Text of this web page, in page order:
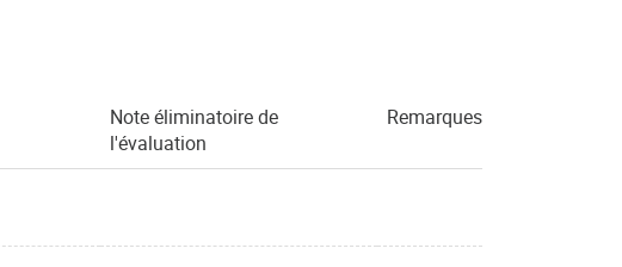
Note éliminatoire de
l'évaluation
Remarques